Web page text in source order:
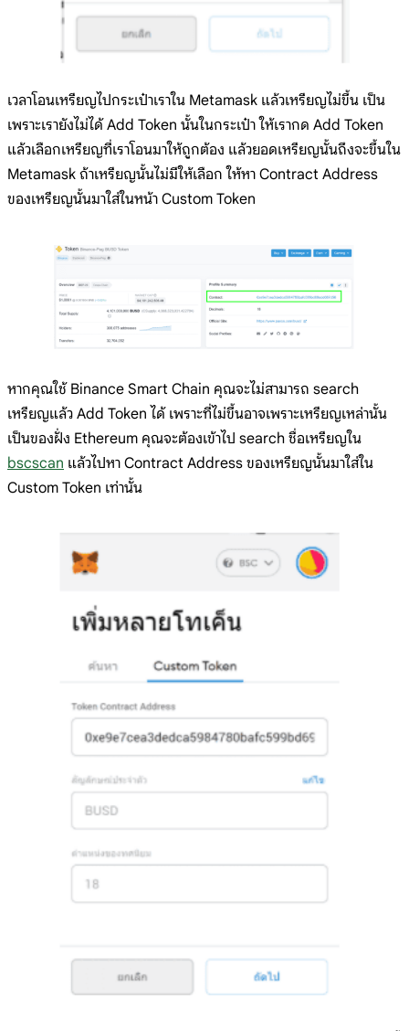
เวลาโอนเหรียญไปกระเป๋าเราใน Metamask แล้วเหรียญไม่ขึ้น เป็น
เพราะเรายังไม่ได้ Add Token นั้นในกระเป๋า ให้เรากด Add Token
แล้วเลือกเหรียญที่เราโอนมาให้ถูกต้อง แล้วยอดเหรียญนั้นถึงจะขึ้นใน
Metamask ถ้าเหรียญนั้นไม่มีให้เลือก ให้หา Contract Address
ของเหรียญนั้นมาใส่ในหน้า Custom Token
หากคุณใช้ Binance Smart Chain คุณจะไม่สามารถ search
เหรียญแล้ว Add Token ได้ เพราะที่ไม่ขึ้นอาจเพราะเหรียญเหล่านั้น
เป็นของฝั่ง Ethereum คุณจะต้องเข้าไป search ชื่อเหรียญใน
bscscan แล้วไปหา Contract Address ของเหรียญนั้นมาใส่ใน
Custom Token เท่านั้น